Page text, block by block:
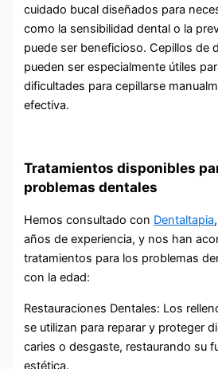
cuidado bucal diseñados para
como la sensibilidad dental o la
puede ser beneficioso. Cepillos de
pueden ser especialmente útiles
dificultades para cepillarse
efectiva.
Tratamientos disponibles
problemas dentales
Hemos consultado con Dentaltapia
años de experiencia, y nos han
tratamientos para los problemas
con la edad:
Restauraciones Dentales: Los
se utilizan para reparar y proteger
caries o desgaste, restaurando su
estética.